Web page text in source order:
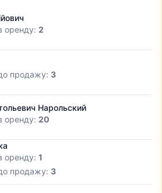
оренду: 2
продажу: 3
Нарольский
оренду: 20
оренду: 1
продажу: 3